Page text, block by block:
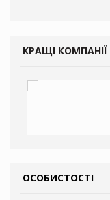
КРАЩІ КОМПАНІЇ
ОСОБИСТОСТІ